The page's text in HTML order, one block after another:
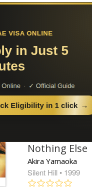
Nothing Else
Akira Yamaoka
Silent Hill • 1999